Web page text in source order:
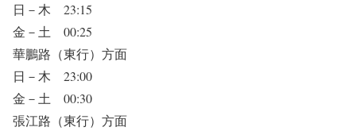
日－木 23:15
金－土 00:25
華鵬路（東行）方面
日－木 23:00
金－土 00:30
張江路（東行）方面